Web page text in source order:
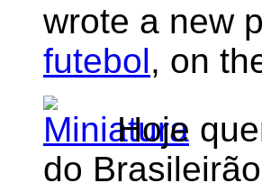
wrote a new
futebol, on
Hoje
do